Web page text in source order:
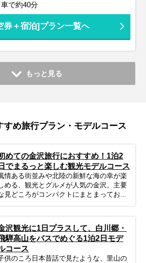
車で約40分
券＋宿泊]プラン一覧へ
もっと見る
すめ旅行プラン・モデルコース
めての金沢旅行におすすめ！1泊2
日でまるっと楽しむ観光モデルコース
情ある街並みや北陸の新鮮な海の幸が楽
める、観光とグルメが人気の金沢。主要
見どころがコンパクトにまとまってお...
沢観光に1日プラスして、白川郷・
騨高山をバスでめぐる1泊2日モデ
コース
供のころ日本昔話で見たような、里山の